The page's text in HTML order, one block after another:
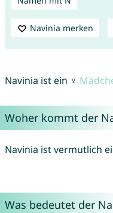
Navinia merken
Navinia ist ein ♀
Woher kommt der
Navinia ist vermutlich
Was bedeutet der